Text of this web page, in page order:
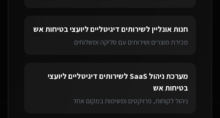
חנות אונלייןלשירותים דיגיטליים ליועצי בטיחות אש
מכירת מוצרים ושירותים עם סליקה ומשלוחים
מערכת ניהול SaaS לשירותים דיגיטליים ליועצי
בטיחות אש
ניהול לקוחות, פרויקטים ומשימות במקום אחד